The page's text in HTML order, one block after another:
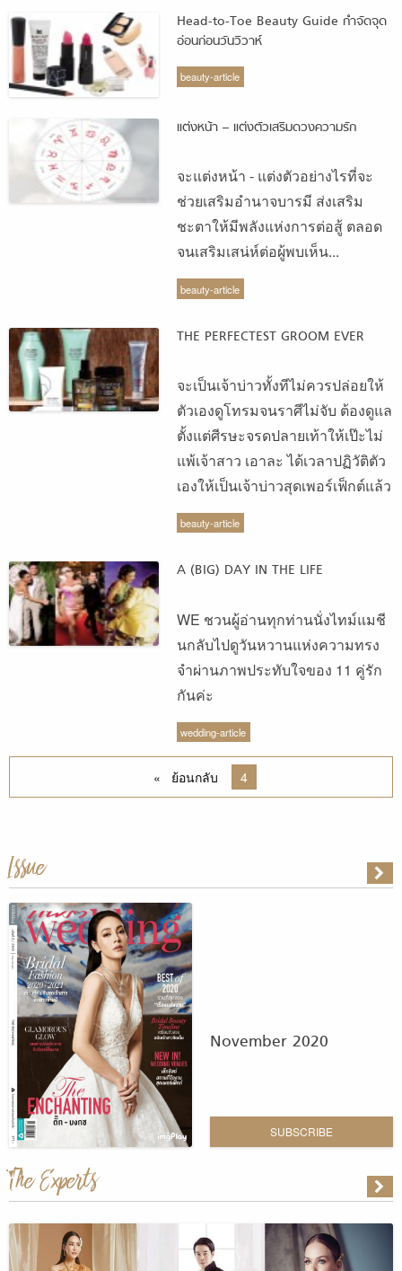
Head-to-Toe Beauty Guide กำจัดจุด
อ่อนก่อนวันวิวาห์
beauty-article
แต่งหน้า – แต่งตัวเสริมดวงความรัก
จะแต่งหน้า - แต่งตัวอย่างไรที่จะ
ช่วยเสริมอำนาจบารมี ส่งเสริม
ชะตาให้มีพลังแห่งการต่อสู้ ตลอด
จนเสริมเสน่ห์ต่อผู้พบเห็น...
beauty-article
THE PERFECTEST GROOM EVER
จะเป็นเจ้าบ่าวทั้งทีไม่ควรปล่อยให้
ตัวเองดูโทรมจนราศีไม่จับ ต้องดูแล
ตั้งแต่ศีรษะจรดปลายเท้าให้เป๊ะไม่
แพ้เจ้าสาว เอาละ ได้เวลาปฏิวัติตัว
เองให้เป็นเจ้าบ่าวสุดเพอร์เฟ็กต์แล้ว
beauty-article
A (BIG) DAY IN THE LIFE
WE ชวนผู้อ่านทุกท่านนั่งไทม์แมชี
นกลับไปดูวันหวานแห่งความทรง
จำผ่านภาพประทับใจของ 11 คู่รัก
กันค่ะ
wedding-article
ย้อนกลับ หน้าYou 're on page
4
Issue
November 2020
SUBSCRIBE
The Experts